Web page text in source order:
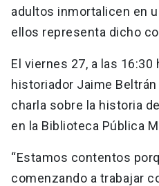
adultos inmortalicen en
ellos representa dicho
El viernes 27, a las
historiador Jaime
charla sobre la historia
en la Biblioteca Pública
“Estamos contentos
comenzando a trabajar